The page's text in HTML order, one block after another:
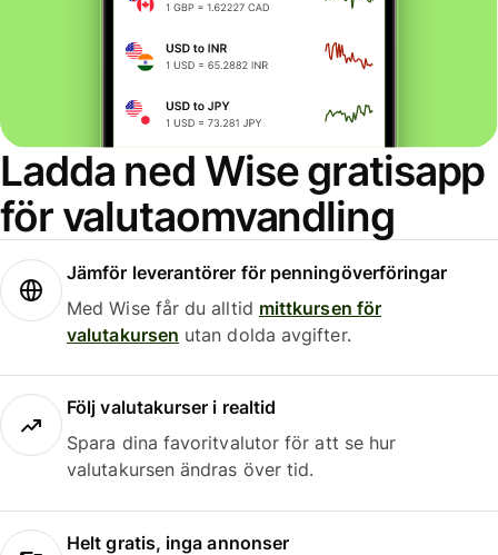
Ladda ned Wise gratisapp
för valutaomvandling
Jämför leverantörer för penningöverföringar
Med Wise får du alltid mittkursen för
valutakursen utan dolda avgifter.
Följ valutakurser i realtid
Spara dina favoritvalutor för att se hur
valutakursen ändras över tid.
Helt gratis, inga annonser